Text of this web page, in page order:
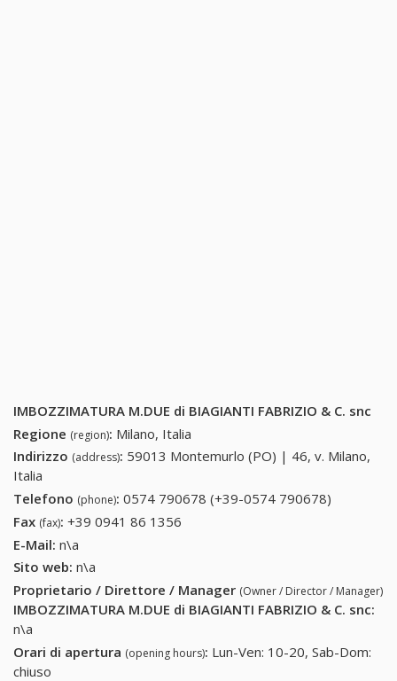
IMBOZZIMATURA M.DUE di BIAGIANTI FABRIZIO & C. snc
Regione (region): Milano, Italia
Indirizzo (address): 59013 Montemurlo (PO) | 46, v. Milano,
Italia
Telefono (phone): 0574 790678 (+39-0574 790678)
Fax (fax): +39 0941 86 1356
E-Mail: n\a
Sito web: n\a
Proprietario / Direttore / Manager (Owner / Director / Manager)
IMBOZZIMATURA M.DUE di BIAGIANTI FABRIZIO & C. snc:
n\a
Orari di apertura (opening hours): Lun-Ven: 10-20, Sab-Dom:
chiuso